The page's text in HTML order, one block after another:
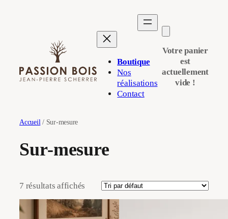
Boutique
Nos
réalisations
Contact
Votre panier
est
actuellement
vide !
Accueil / Sur-mesure
Sur-mesure
7 résultats affichés